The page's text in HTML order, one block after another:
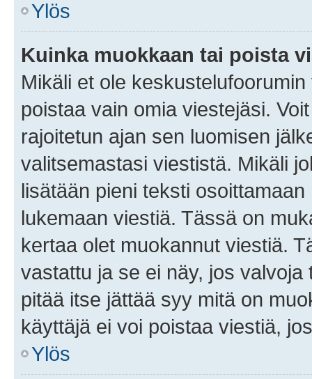
Ylös
Kuinka muokkaan tai poista
Mikäli et ole
poistaa vain omia viestejäsi.
rajoitetun ajan sen luomisen
valitsemastasi viestistä. Mikäli
lisätään pieni teksti
lukemaan viestiä. Tässä on
kertaa olet muokannut viestiä.
vastattu ja se ei näy, jos
pitää itse jättää syy mitä on
käyttäjä ei voi poistaa viestiä,
Ylös